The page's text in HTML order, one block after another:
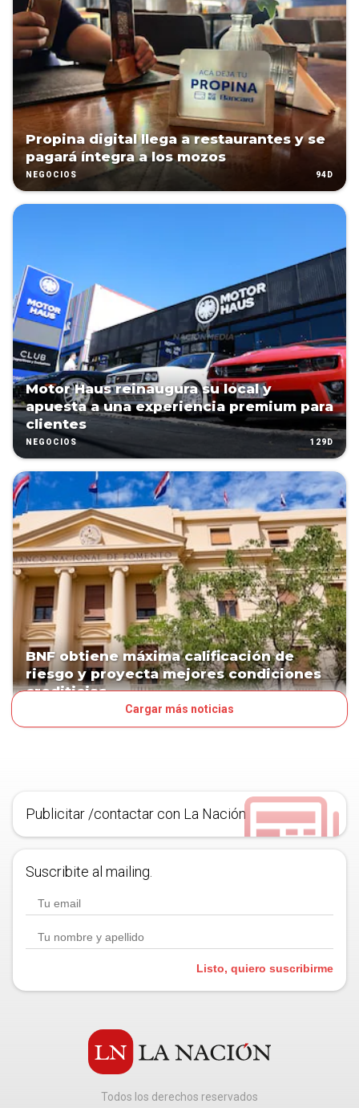
Propina digital llega a restaurantes y se
pagará íntegra a los mozos
NEGOCIOS 94D
Motor Haus reinaugura su local y
apuesta a una experiencia premium para
clientes
NEGOCIOS 129D
BNF obtiene máxima calificación de
riesgo y proyecta mejores condiciones
crediticias
Cargar más noticias
Publicitar /contactar con La Nación
Suscribite al mailing.
Listo, quiero suscribirme
Todos los derechos reservados